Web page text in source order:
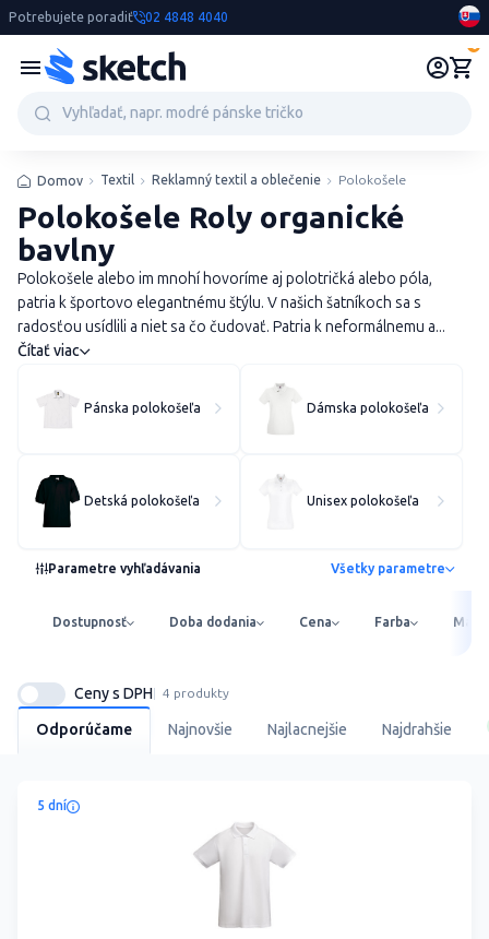
Potrebujete poradiť 02 4848 4040
Domov Textil Reklamný textil a oblečenie Polokošele
Polokošele Roly organické
bavlny
Polokošele alebo im mnohí hovoríme aj polotričká alebo póla,
patria k športovo elegantnému štýlu. V našich šatníkoch sa s
radosťou usídlili a niet sa čo čudovať. Patria k neformálnemu a...
Čítať viac
Pánska polokošeľa Dámska polokošeľa
Detská polokošeľa Unisex polokošeľa
Parametre vyhľadávania Všetky parametre
Dostupnosť Doba dodania Cena Farba
Odporúčame Najnovšie Najlacnejšie Najdrahšie
Ceny s DPH 4 produkty
5 dní